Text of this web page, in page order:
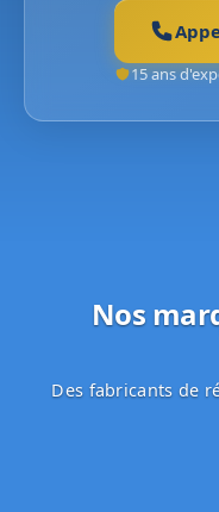
15 ans
Nos
Des fabricants de